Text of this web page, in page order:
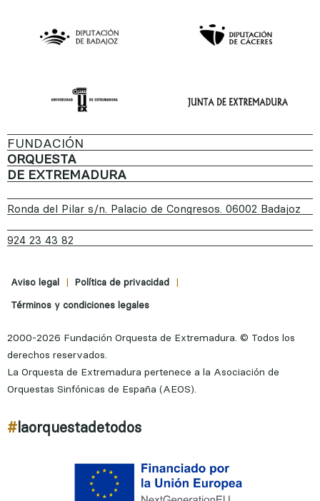
FUNDACIÓN
ORQUESTA
DE EXTREMADURA
Ronda del Pilar s/n. Palacio de Congresos. 06002 Badajoz
924 23 43 82
Aviso legal | Política de privacidad |
Términos y condiciones legales
2000-2026 Fundación Orquesta de Extremadura. © Todos los
derechos reservados.
La Orquesta de Extremadura pertenece a la Asociación de
Orquestas Sinfónicas de España (AEOS).
#laorquestadetodos